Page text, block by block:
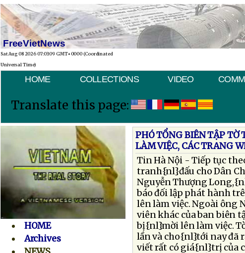
FreeVietNews
Sat Aug 08 2026 07:03:09 GMT+0000 (Coordinated
Universal Time)
HOME COLLECTIONS VIDEO
Translate this page:
HOME
Archives
PHÓ TỔNG BIÊN TẬP TỜ
LÀM VIỆC, CÁC TRANG
Tin Hà Nội - Tiếp tục
tranh{nl}đấu cho Dân
Nguyễn Thượng
báo đối lập phát hành
lên làm việc. Ngoài ông
viên khác của ban biên
bị{nl}mời lên làm việc.
lần và cho{nl}tới nay đã
viết rất có giá{nl}trị của